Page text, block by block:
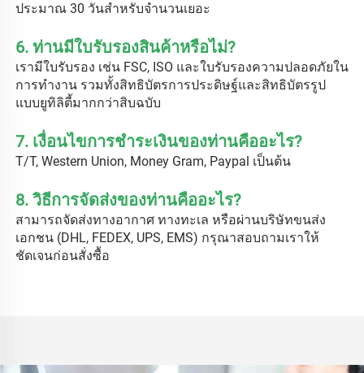
ประมาณ 30 วันสำหรับจำนวนเยอะ
6. ท่านมีใบรับรองสินค้าหรือไม่?
เรามีใบรับรอง เช่น FSC, ISO และใบรับรองความปลอดภัยใน
การทำงาน รวมทั้งสิทธิบัตรการประดิษฐ์และสิทธิบัตรรูป
แบบยูทิลิตี้มากกว่าสิบฉบับ
7. เงื่อนไขการชำระเงินของท่านคืออะไร?
T/T, Western Union, Money Gram, Paypal เป็นต้น
8. วิธีการจัดส่งของท่านคืออะไร?
สามารถจัดส่งทางอากาศ ทางทะเล หรือผ่านบริษัทขนส่ง
เอกชน (DHL, FEDEX, UPS, EMS) กรุณาสอบถามเราให้
ชัดเจนก่อนสั่งซื้อ